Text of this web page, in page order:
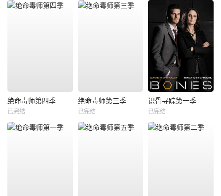
绝命毒师第四季
已完结
绝命毒师第三季
已完结
识骨寻踪第一季
已完结